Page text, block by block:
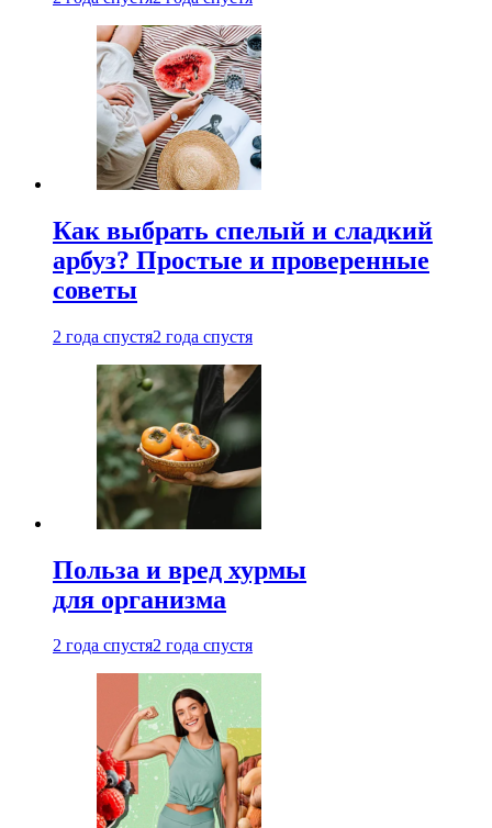
Как выбрать спелый и сладкий
арбуз? Простые и проверенные
советы
2 года спустя2 года спустя
Польза и вред хурмы
для организма
2 года спустя2 года спустя